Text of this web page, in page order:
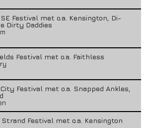
Festival met o.a. Kensington, Di-
Dirty Daddies
Festival met o.a. Faithless
Festival met o.a. Snapped Ankles,
Strand Festival met o.a. Kensington